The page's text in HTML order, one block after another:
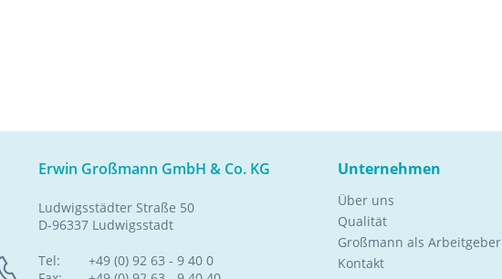
Erwin Großmann GmbH & Co. KG
Ludwigsstädter Straße 50
D-96337 Ludwigsstadt
Tel:
+49 (0) 92 63 - 9 40 0
Unternehmen
Über uns
Qualität
Großmann als Arbeitgeber
Kontakt